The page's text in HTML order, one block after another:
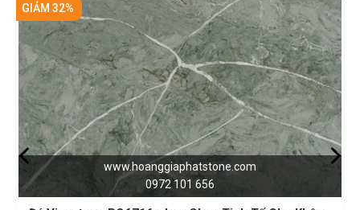
www.hoanggiaphatstone.com
0972 101 656
32%